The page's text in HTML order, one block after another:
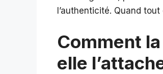
l’authenticité. Quand
Comment
elle